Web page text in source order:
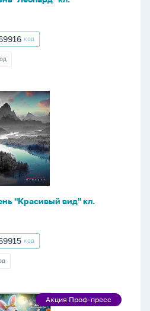
КОД
"Красивый вид" кл.
КОД
Акция
Акция Проф-пресс